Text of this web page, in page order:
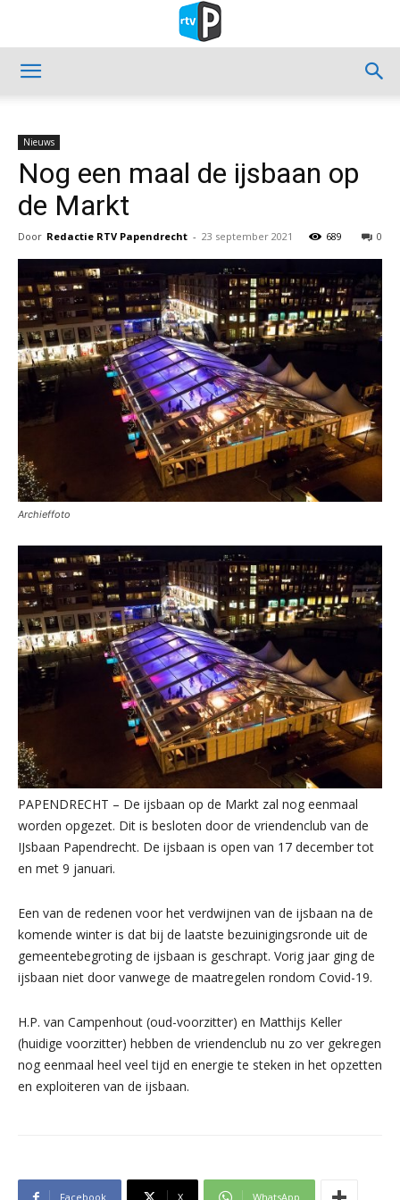
Nieuws
Nog een maal de ijsbaan op
de Markt
Door Redactie RTV Papendrecht - 23 september 2021 0
689
Archieffoto
PAPENDRECHT – De ijsbaan op de Markt zal nog eenmaal
worden opgezet. Dit is besloten door de vriendenclub van de
IJsbaan Papendrecht. De ijsbaan is open van 17 december tot
en met 9 januari.
Een van de redenen voor het verdwijnen van de ijsbaan na de
komende winter is dat bij de laatste bezuinigingsronde uit de
gemeentebegroting de ijsbaan is geschrapt. Vorig jaar ging de
ijsbaan niet door vanwege de maatregelen rondom Covid-19.
H.P. van Campenhout (oud-voorzitter) en Matthijs Keller
(huidige voorzitter) hebben de vriendenclub nu zo ver gekregen
nog eenmaal heel veel tijd en energie te steken in het opzetten
en exploiteren van de ijsbaan.
Facebook X WhatsApp